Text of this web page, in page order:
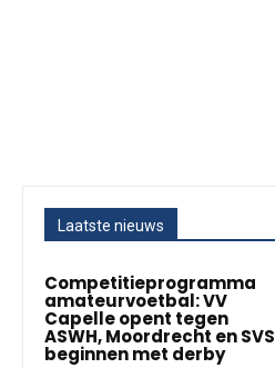
Laatste nieuws
Competitieprogramma
amateurvoetbal: VV
Capelle opent tegen
ASWH, Moordrecht en SVS
beginnen met derby